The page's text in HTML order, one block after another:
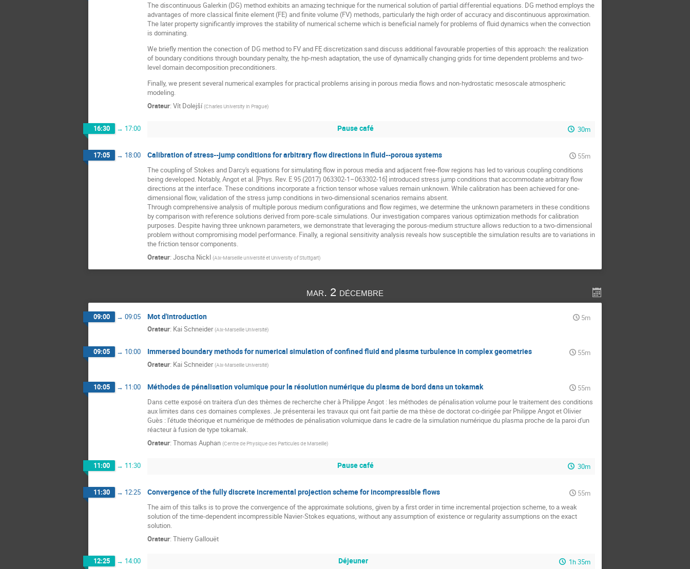
The discontinuous Galerkin (DG) method exhibits an amazing technique for the numerical solution of partial differential equations. DG method employs the
advantages of more classical finite element (FE) and finite volume (FV) methods, particularly the high order of accuracy and discontinuous approximation.
The later property significantly improves the stability of numerical scheme which is beneficial namely for problems of fluid dynamics when the convection
is dominating.
We briefly mention the conection of DG method to FV and FE discretization sand discuss additional favourable properties of this approach: the realization
of boundary conditions through boundary penalty, the hp-mesh adaptation, the use of dynamically changing grids for time dependent problems and two-
level domain decomposition preconditioners.
Finally, we present several numerical examples for practical problems arising in porous media flows and non-hydrostatic mesoscale atmospheric
modeling.
Orateur: Vít Dolejší (Charles University in Prague)
16:30 → 17:00 Pause café 30m
17:05 → 18:00 Calibration of stress--jump conditions for arbitrary flow directions in fluid--porous systems
55m
The coupling of Stokes and Darcy's equations for simulating flow in porous media and adjacent free-flow regions has led to various coupling conditions
being developed. Notably, Angot et al. [Phys. Rev. E 95 (2017) 063302-1–063302-16] introduced stress jump conditions that accommodate arbitrary flow
directions at the interface. These conditions incorporate a friction tensor whose values remain unknown. While calibration has been achieved for one-
dimensional flow, validation of the stress jump conditions in two-dimensional scenarios remains absent.
Through comprehensive analysis of multiple porous medium configurations and flow regimes, we determine the unknown parameters in these conditions
by comparison with reference solutions derived from pore-scale simulations. Our investigation compares various optimization methods for calibration
purposes. Despite having three unknown parameters, we demonstrate that leveraging the porous-medium structure allows reduction to a two-dimensional
problem without compromising model performance. Finally, a regional sensitivity analysis reveals how susceptible the simulation results are to variations in
the friction tensor components.
Orateur: Joscha Nickl (Aix-Marseille université et University of Stuttgart)
mar. 2 décembre
09:00 → 09:05 Mot d'introduction
5m
Orateur: Kai Schneider (Aix-Marseille Université)
09:05 → 10:00 Immersed boundary methods for numerical simulation of confined fluid and plasma turbulence in complex geometries
55m
Orateur: Kai Schneider (Aix-Marseille Université)
10:05 → 11:00 Méthodes de pénalisation volumique pour la résolution numérique du plasma de bord dans un tokamak
55m
Dans cette exposé on traitera d'un des thèmes de recherche cher à Philippe Angot : les méthodes de pénalisation volume pour le traitement des conditions
aux limites dans ces domaines complexes. Je présenterai les travaux qui ont fait partie de ma thèse de doctorat co-dirigée par Philippe Angot et Olivier
Guès : l'étude théorique et numérique de méthodes de pénalisation volumique dans le cadre de la simulation numérique du plasma proche de la paroi d'un
réacteur à fusion de type tokamak.
Orateur: Thomas Auphan (Centre de Physique des Particules de Marseille)
11:00 → 11:30 Pause café 30m
11:30 → 12:25 Convergence of the fully discrete incremental projection scheme for incompressible flows
55m
The aim of this talks is to prove the convergence of the approximate solutions, given by a first order in time incremental projection scheme, to a weak
solution of the time-dependent incompressible Navier-Stokes equations, without any assumption of existence or regularity assumptions on the exact
solution.
Orateur: Thierry Gallouët
12:25 → 14:00 Déjeuner 1h 35m